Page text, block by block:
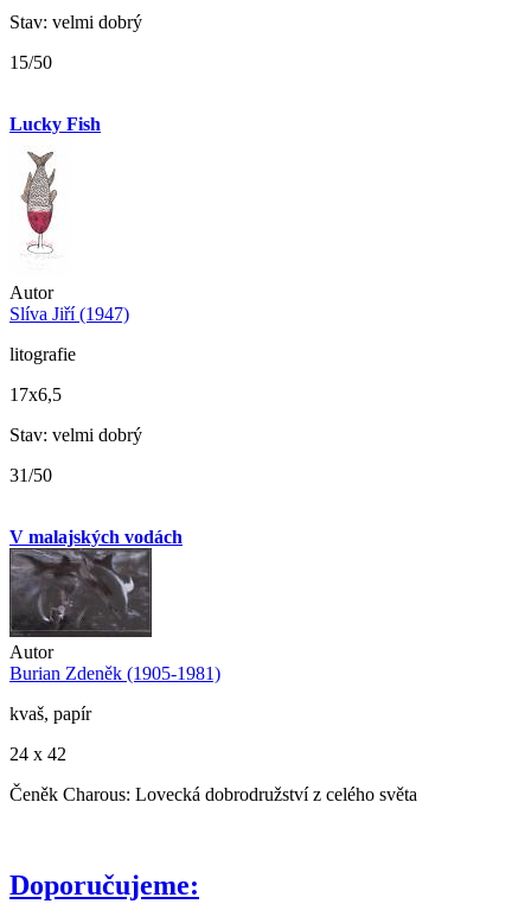
Stav: velmi dobrý
15/50
Lucky Fish
Autor
Slíva Jiří (1947)
litografie
17x6,5
Stav: velmi dobrý
31/50
V malajských vodách
Autor
Burian Zdeněk (1905-1981)
kvaš, papír
24 x 42
Čeněk Charous: Lovecká dobrodružství z celého světa
Doporučujeme: